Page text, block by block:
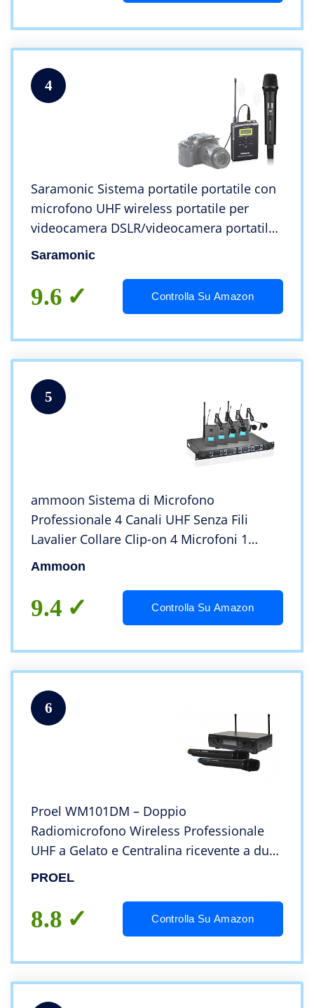
4
Saramonic Sistema portatile portatile con
microfono UHF wireless portatile per
videocamera DSLR/videocamera portatile,
compatibile con
Zoom/Tascam
Saramonic
9.6 Controlla Su Amazon
5
ammoon Sistema di Microfono
Professionale 4 Canali UHF Senza Fili
Lavalier Collare Clip-on 4 Microfoni 1
Ricevitore Wireless 6.35mm Cavo Audio
Ammoon
9.4 Controlla Su Amazon
6
Proel WM101DM – Doppio
Radiomicrofono Wireless Professionale
UHF a Gelato e Centralina ricevente a due
canali con uscite indipendenti, Nero
PROEL
8.8 Controlla Su Amazon